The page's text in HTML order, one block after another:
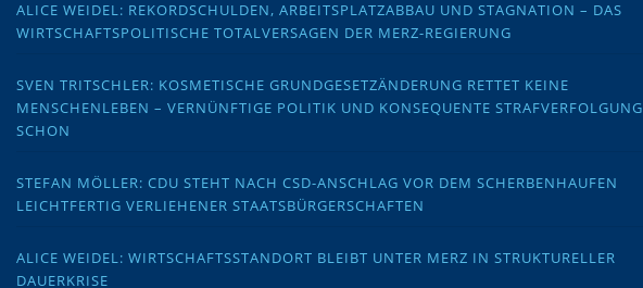
ALICE WEIDEL: REKORDSCHULDEN, ARBEITSPLATZABBAU UND STAGNATION – DAS
WIRTSCHAFTSPOLITISCHE TOTALVERSAGEN DER MERZ-REGIERUNG
SVEN TRITSCHLER: KOSMETISCHE GRUNDGESETZÄNDERUNG RETTET KEINE
MENSCHENLEBEN – VERNÜNFTIGE POLITIK UND KONSEQUENTE STRAFVERFOLGUNG
SCHON
STEFAN MÖLLER: CDU STEHT NACH CSD-ANSCHLAG VOR DEM SCHERBENHAUFEN
LEICHTFERTIG VERLIEHENER STAATSBÜRGERSCHAFTEN
ALICE WEIDEL: WIRTSCHAFTSSTANDORT BLEIBT UNTER MERZ IN STRUKTURELLER
DAUERKRISE